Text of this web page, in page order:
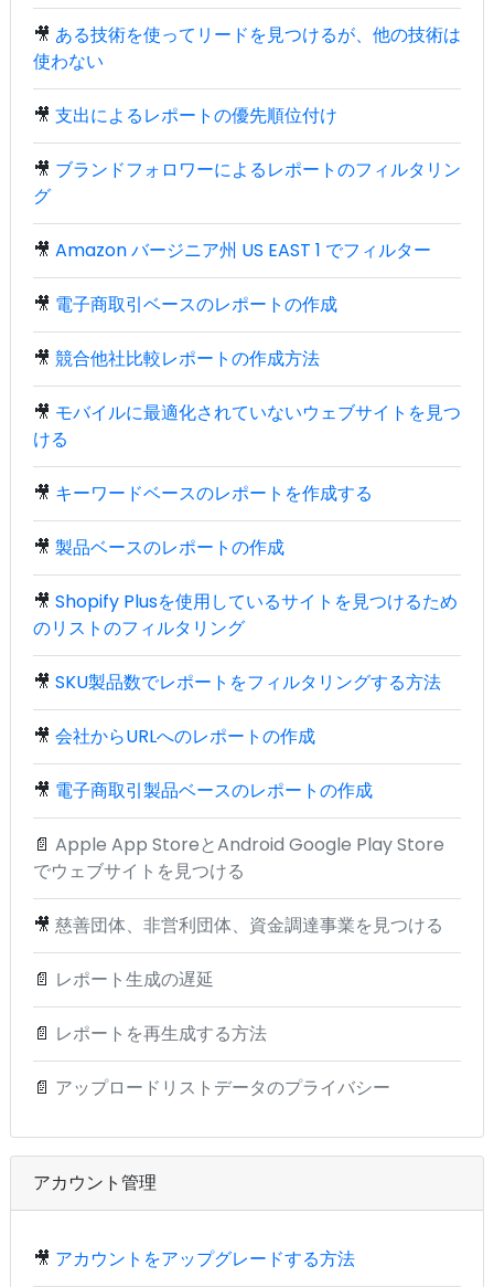
🎥 ある技術を使ってリードを見つけるが、他の技術は
使わない
🎥 支出によるレポートの優先順位付け
🎥 ブランドフォロワーによるレポートのフィルタリン
グ
🎥 Amazon バージニア州 US EAST 1 でフィルター
🎥 電子商取引ベースのレポートの作成
🎥 競合他社比較レポートの作成方法
🎥 モバイルに最適化されていないウェブサイトを見つ
ける
🎥 キーワードベースのレポートを作成する
🎥 製品ベースのレポートの作成
🎥 Shopify Plusを使用しているサイトを見つけるため
のリストのフィルタリング
🎥 SKU製品数でレポートをフィルタリングする方法
🎥 会社からURLへのレポートの作成
🎥 電子商取引製品ベースのレポートの作成
📄 Apple App StoreとAndroid Google Play Store
でウェブサイトを見つける
🎥 慈善団体、非営利団体、資金調達事業を見つける
📄 レポート生成の遅延
📄 レポートを再生成する方法
📄 アップロードリストデータのプライバシー
アカウント管理
🎥 アカウントをアップグレードする方法